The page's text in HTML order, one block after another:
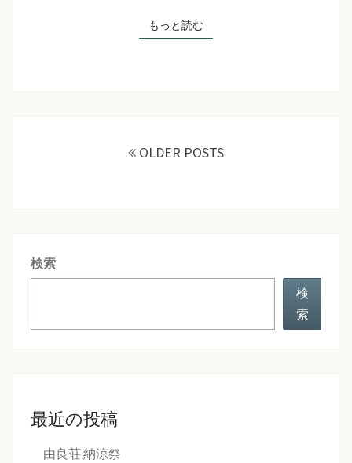
もっと読むもっと読む
OLDER POSTS
検索
検
索
最近の投稿
由良荘 納涼祭